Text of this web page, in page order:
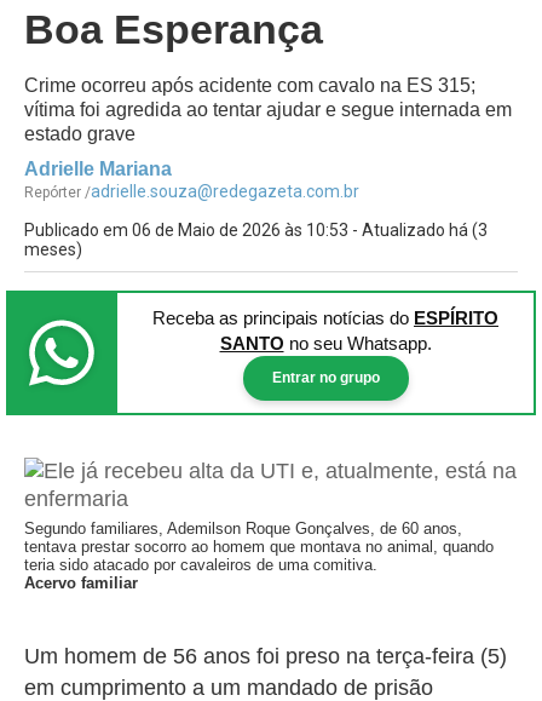
Boa Esperança
Crime ocorreu após acidente com cavalo na ES 315;
vítima foi agredida ao tentar ajudar e segue internada em
estado grave
Adrielle Mariana
Repórter /adrielle.souza@redegazeta.com.br
Publicado em 06 de Maio de 2026 às 10:53 - Atualizado há (3
meses)
Receba as principais notícias do ESPÍRITO
SANTO no seu Whatsapp.
Entrar no grupo
Segundo familiares, Ademilson Roque Gonçalves, de 60 anos,
tentava prestar socorro ao homem que montava no animal, quando
teria sido atacado por cavaleiros de uma comitiva.
Acervo familiar
Um homem de 56 anos foi preso na terça-feira (5)
em cumprimento a um mandado de prisão